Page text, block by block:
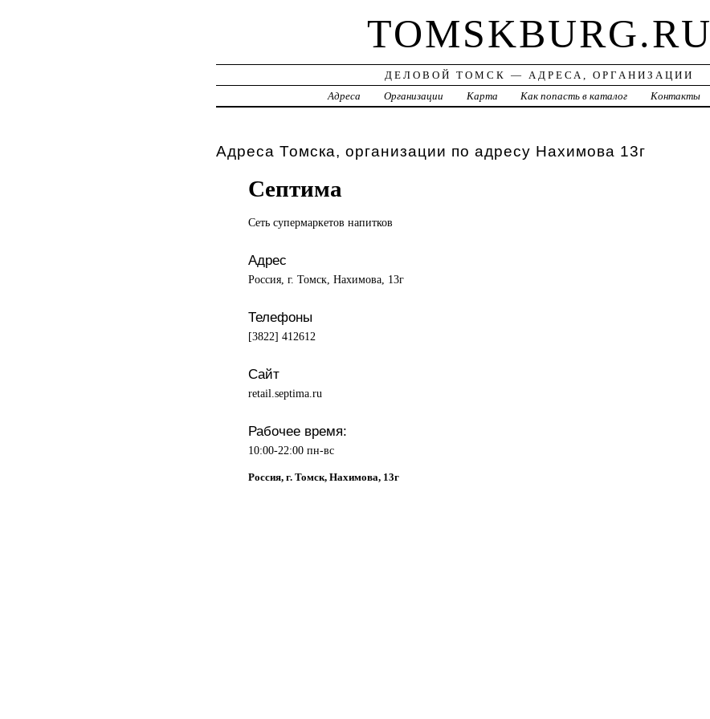
TOMSKBURG.RU
ДЕЛОВОЙ ТОМСК — АДРЕСА, ОРГАНИЗАЦИИ
Адреса
Организации Карта Как попасть в каталог Контакты
Адреса Томска, организации по адресу Нахимова 13г
Септима
Сеть супермаркетов напитков
Адрес
Россия, г. Томск, Нахимова, 13г
Телефоны
[3822] 412612
Сайт
retail.septima.ru
Рабочее время:
10:00-22:00 пн-вс
Россия, г. Томск, Нахимова, 13г